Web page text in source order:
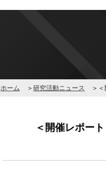
ホーム 研究活動ニュース
＜開催レポー